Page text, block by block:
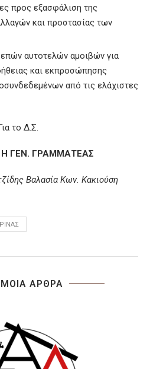
προς εξασφάλιση της
και προστασίας των
αυτοτελών αμοιβών για
και εκπροσώπησης
από τις ελάχιστες
το Δ.Σ.
ΓΕΝ. ΓΡΑΜΜΑΤΕΑΣ
Βαλασία Κων. Κακιούση
ΑΡΘΡΑ